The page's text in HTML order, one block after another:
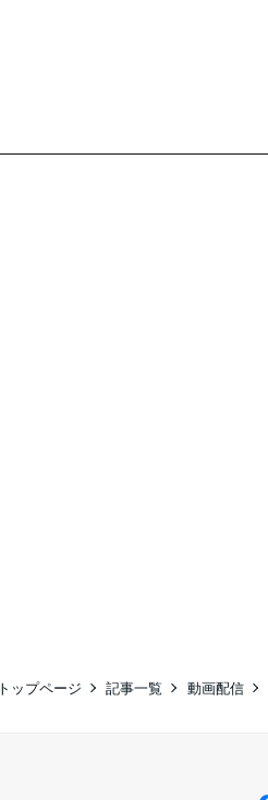
トップページ 記事一覧 動画配信